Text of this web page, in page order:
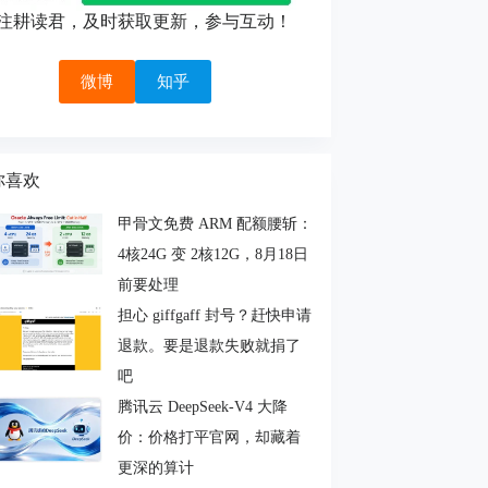
耕读君，及时获取更新，参与互动！
微博 知乎
喜欢
甲骨文免费 ARM 配额腰斩：
4核24G 变 2核12G，8月18日
前要处理
担心 giffgaff 封号？赶快申请
退款。要是退款失败就捐了
吧
腾讯云 DeepSeek-V4 大降
价：价格打平官网，却藏着
更深的算计